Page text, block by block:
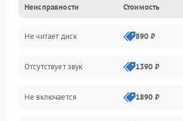
Видео и HDMI
Звук и аудиовыходы
Диски и привод
Сеть и онлайн
Неисправности Стоимость
Не читает диск 890 ₽
Отсутствует звук 1390 ₽
Не включается 1890 ₽